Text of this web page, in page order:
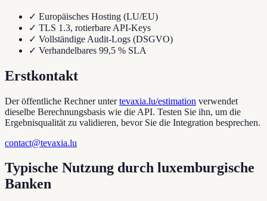
✓ Europäisches Hosting (LU/EU)
✓ TLS 1.3, rotierbare API-Keys
✓ Vollständige Audit-Logs (DSGVO)
✓ Verhandelbares 99,5 % SLA
Erstkontakt
Der öffentliche Rechner unter tevaxia.lu/estimation verwendet
dieselbe Berechnungsbasis wie die API. Testen Sie ihn, um die
Ergebnisqualität zu validieren, bevor Sie die Integration besprechen.
contact@tevaxia.lu
Typische Nutzung durch luxemburgische
Banken